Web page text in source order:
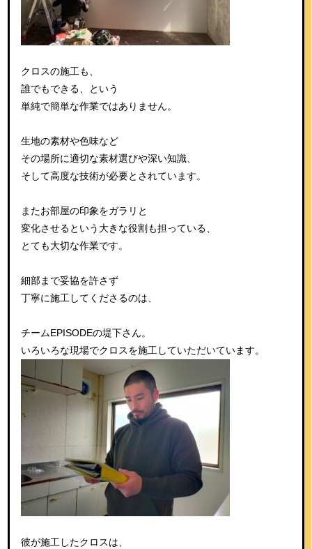
クロスの施工も、
誰でもできる、という
単純で簡単な作業ではありません。
生地の素材や色味など
その場所に適切な素材選びや深い知識、
そして高度な技術が必要とされています。
またお部屋の印象をガラリと
変化させるという大きな役割も担っている、
とても大切な作業です。
細部まで妥協を許さず
丁寧に施工してくださるのは、
チームEPISODEの堤下さん。
いろいろな現場でクロスを施工していただいています。
彼が施工したクロスは、